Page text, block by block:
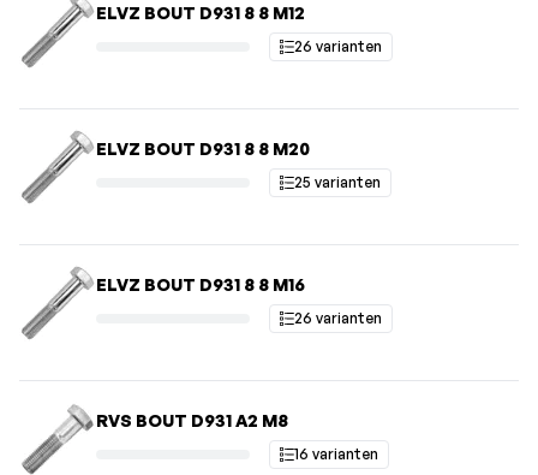
ELVZ BOUT D931 8 8 M12
26 varianten
ELVZ BOUT D931 8 8 M20
25 varianten
ELVZ BOUT D931 8 8 M16
26 varianten
RVS BOUT D931 A2 M8
16 varianten